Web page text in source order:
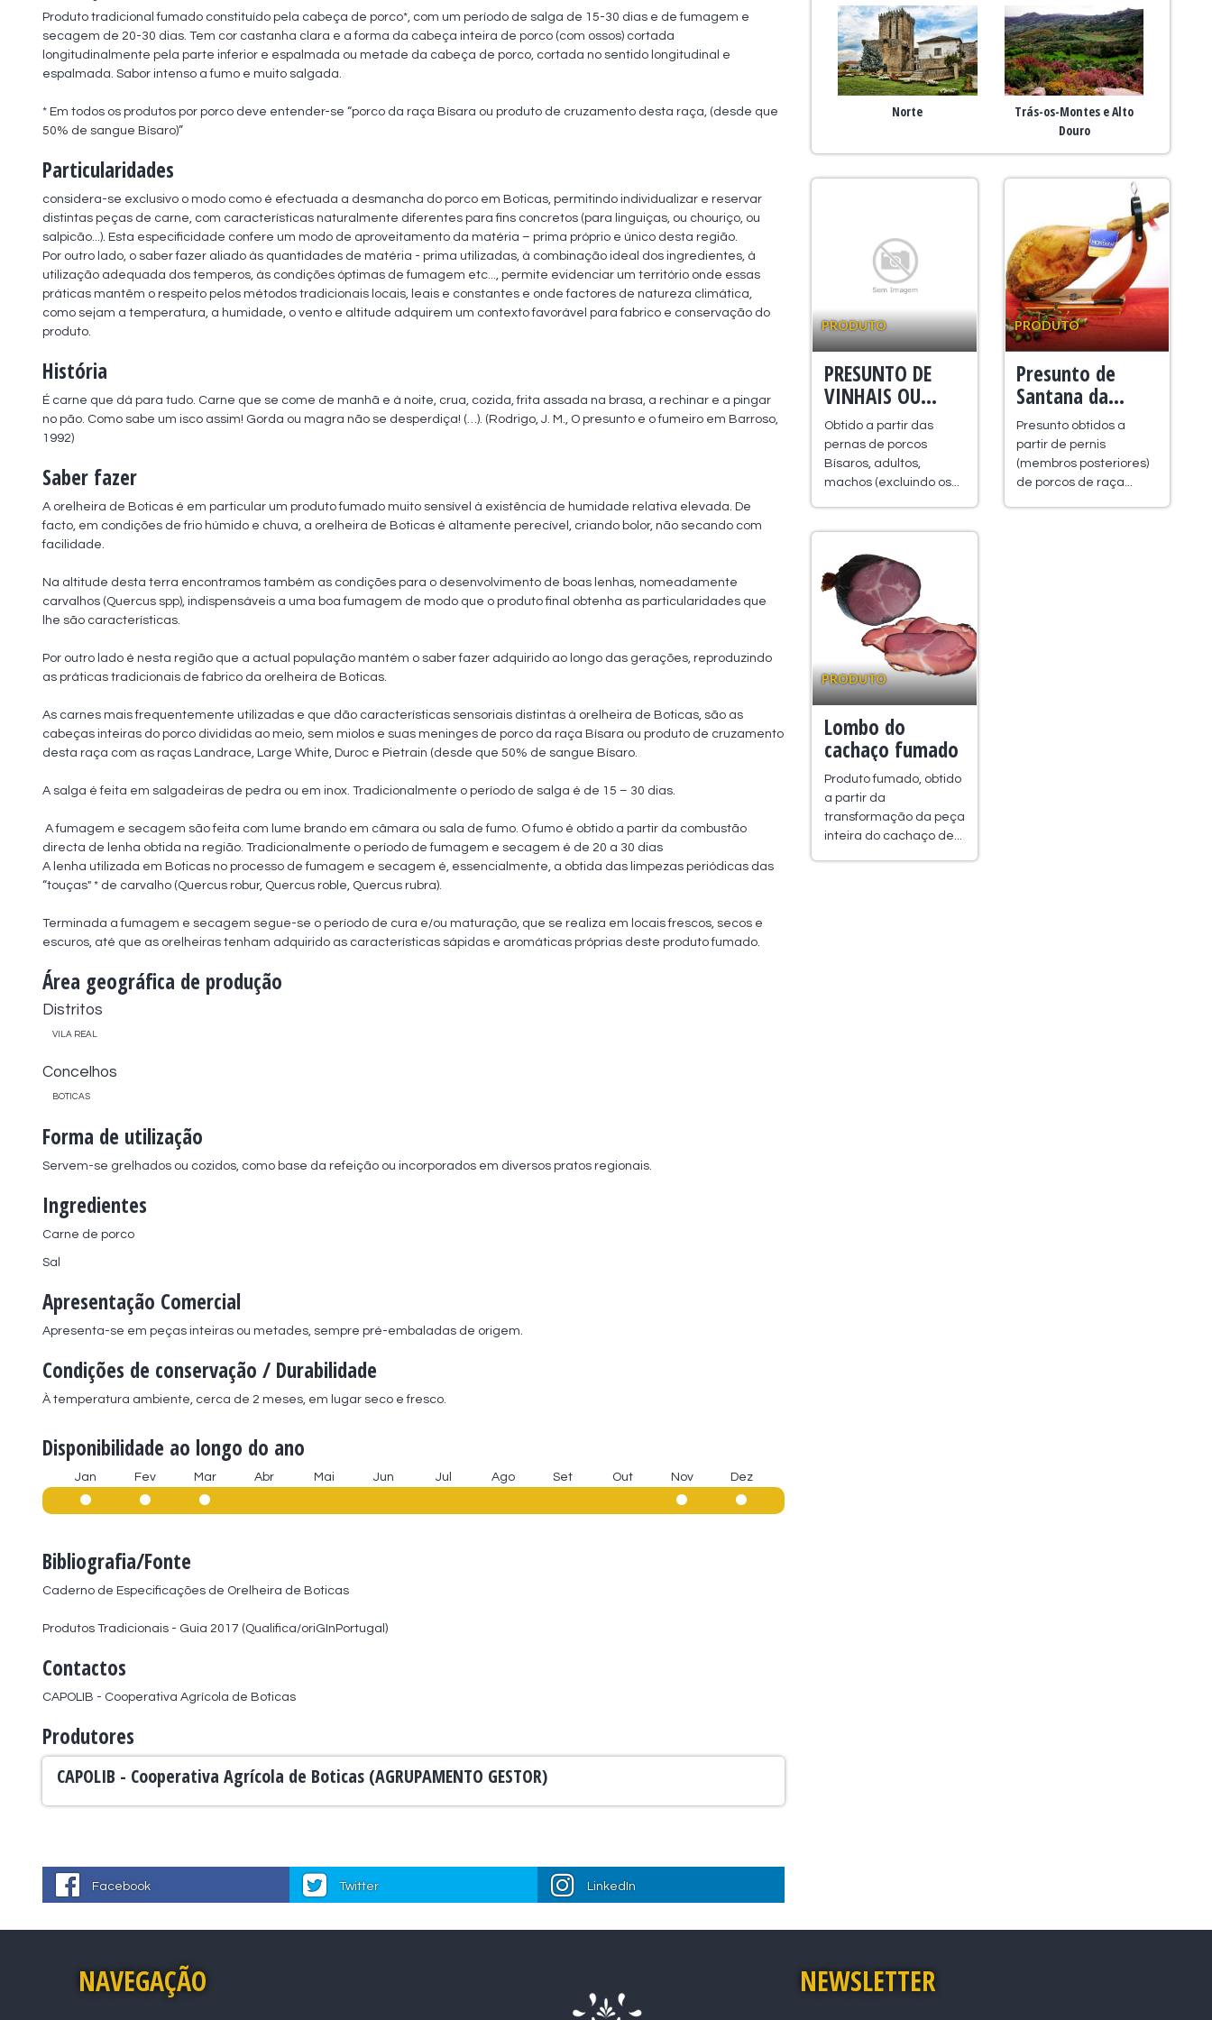
Produto tradicional fumado constituído pela cabeça de porco*, com um período de salga de 15-30 dias e de fumagem e
secagem de 20-30 dias. Tem cor castanha clara e a forma da cabeça inteira de porco (com ossos) cortada
longitudinalmente pela parte inferior e espalmada ou metade da cabeça de porco, cortada no sentido longitudinal e
espalmada. Sabor intenso a fumo e muito salgada.
* Em todos os produtos por porco deve entender-se “porco da raça Bísara ou produto de cruzamento desta raça, (desde que
50% de sangue Bísaro)”
Particularidades
considera-se exclusivo o modo como é efectuada a desmancha do porco em Boticas, permitindo individualizar e reservar
distintas peças de carne, com características naturalmente diferentes para fins concretos (para linguiças, ou chouriço, ou
salpicão...). Esta especificidade confere um modo de aproveitamento da matéria – prima próprio e único desta região.
Por outro lado, o saber fazer aliado às quantidades de matéria - prima utilizadas, à combinação ideal dos ingredientes, à
utilização adequada dos temperos, às condições óptimas de fumagem etc..., permite evidenciar um território onde essas
práticas mantêm o respeito pelos métodos tradicionais locais, leais e constantes e onde factores de natureza climática,
como sejam a temperatura, a humidade, o vento e altitude adquirem um contexto favorável para fabrico e conservação do
produto.
História
É carne que dá para tudo. Carne que se come de manhã e à noite, crua, cozida, frita assada na brasa, a rechinar e a pingar
no pão. Como sabe um isco assim! Gorda ou magra não se desperdiça! (…). (Rodrigo, J. M., O presunto e o fumeiro em Barroso,
1992)
Saber fazer
A orelheira de Boticas é em particular um produto fumado muito sensível à existência de humidade relativa elevada. De
facto, em condições de frio húmido e chuva, a orelheira de Boticas é altamente perecível, criando bolor, não secando com
facilidade.
Na altitude desta terra encontramos também as condições para o desenvolvimento de boas lenhas, nomeadamente
carvalhos (Quercus spp), indispensáveis a uma boa fumagem de modo que o produto final obtenha as particularidades que
lhe são características.
Por outro lado é nesta região que a actual população mantém o saber fazer adquirido ao longo das gerações, reproduzindo
as práticas tradicionais de fabrico da orelheira de Boticas.
As carnes mais frequentemente utilizadas e que dão características sensoriais distintas à orelheira de Boticas, são as
cabeças inteiras do porco divididas ao meio, sem miolos e suas meninges de porco da raça Bísara ou produto de cruzamento
desta raça com as raças Landrace, Large White, Duroc e Pietrain (desde que 50% de sangue Bísaro.
A salga é feita em salgadeiras de pedra ou em inox. Tradicionalmente o período de salga é de 15 – 30 dias.
directa de lenha obtida na região. Tradicionalmente o período de fumagem e secagem é de 20 a 30 dias
A lenha utilizada em Boticas no processo de fumagem e secagem é, essencialmente, a obtida das limpezas periódicas das
“touças" * de carvalho (Quercus robur, Quercus roble, Quercus rubra).
Terminada a fumagem e secagem segue-se o período de cura e/ou maturação, que se realiza em locais frescos, secos e
escuros, até que as orelheiras tenham adquirido as características sápidas e aromáticas próprias deste produto fumado.
Área geográfica de produção
Distritos
VILA REAL
Concelhos
BOTICAS
Forma de utilização
Servem-se grelhados ou cozidos, como base da refeição ou incorporados em diversos pratos regionais.
Ingredientes
Carne de porco
Sal
Apresentação Comercial
Apresenta-se em peças inteiras ou metades, sempre pré-embaladas de origem.
Condições de conservação / Durabilidade
À temperatura ambiente, cerca de 2 meses, em lugar seco e fresco.
Disponibilidade ao longo do ano
Jan Fev Mar Abr Mai Jun Jul Ago Set Out Nov Dez
Bibliografia/Fonte
Caderno de Especificações de Orelheira de Boticas
Produtos Tradicionais - Guia 2017 (Qualifica/oriGInPortugal)
Contactos
CAPOLIB - Cooperativa Agrícola de Boticas
Produtores
CAPOLIB - Cooperativa Agrícola de Boticas (AGRUPAMENTO GESTOR)
Facebook Twitter LinkedIn
Norte
Trás-os-Montes e Alto
Douro
PRODUTO
PRESUNTO DE
VINHAIS OU...
Obtido a partir das
pernas de porcos
Bísaros, adultos,
machos (excluindo os...
PRODUTO
Presunto de
Santana da...
Presunto obtidos a
partir de pernis
(membros posteriores)
de porcos de raça...
PRODUTO
Lombo do
cachaço fumado
Produto fumado, obtido
a partir da
transformação da peça
inteira do cachaço de...
NAVEGAÇÃO NEWSLETTER